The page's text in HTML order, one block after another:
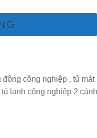
công nghiệp , tủ mát
lạnh công nghiệp 2 cánh